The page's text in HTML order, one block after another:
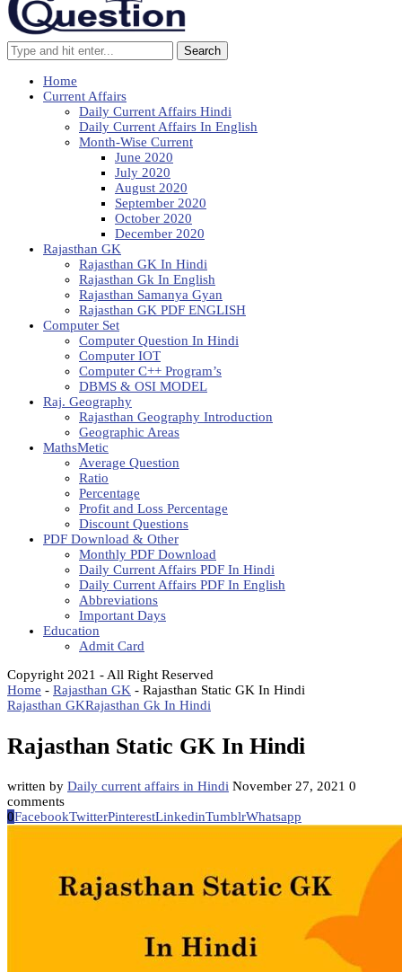
Search
Home
Current Affairs
Daily Current Affairs Hindi
Daily Current Affairs In English
Month-Wise Current
June 2020
July 2020
August 2020
September 2020
October 2020
December 2020
Rajasthan GK
Rajasthan GK In Hindi
Rajasthan Gk In English
Rajasthan Samanya Gyan
Rajasthan GK PDF ENGLISH
Computer Set
Computer Question In Hindi
Computer IOT
Computer C++ Program’s
DBMS & OSI MODEL
Raj. Geography
Rajasthan Geography Introduction
Geographic Areas
MathsMetic
Average Question
Ratio
Percentage
Profit and Loss Percentage
Discount Questions
PDF Download & Other
Monthly PDF Download
Daily Current Affairs PDF In Hindi
Daily Current Affairs PDF In English
Abbreviations
Important Days
Education
Admit Card
Copyright 2021 - All Right Reserved
Home - Rajasthan GK - Rajasthan Static GK In Hindi
Rajasthan GKRajasthan Gk In Hindi
Rajasthan Static GK In Hindi
written by Daily current affairs in Hindi November 27, 2021 0
comments
0FacebookTwitterPinterestLinkedinTumblrWhatsapp